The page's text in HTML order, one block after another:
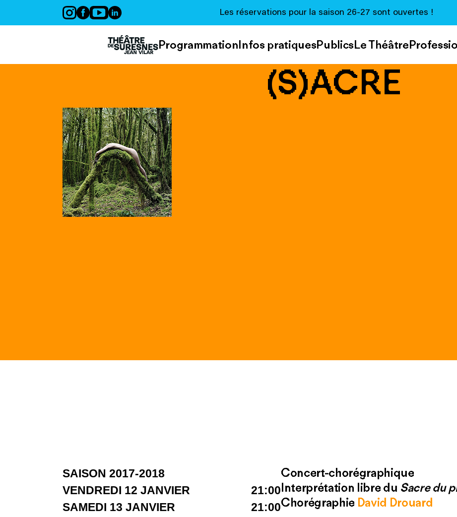
Les réservations pour la saison 26-27 sont ouvertes !
ProgrammationInfos pratiquesPublicsLe Théâtre
(S)ACRE
SAISON 2017-2018
VENDREDI 12 JANVIER
21:00
SAMEDI 13 JANVIER
21:00
Concert-chorégraphique
Interprétation libre du Sacre du
Chorégraphie David Drouard
Panneau de gestion des cookies